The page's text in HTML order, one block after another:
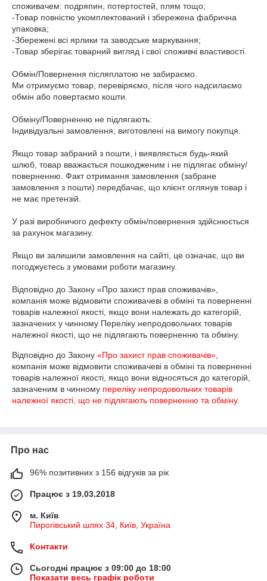
споживачем: подряпин, потертостей, плям тощо;
-Товар повністю укомплектований і збережена фабрична
упаковка;
-Збережені всі ярлики та заводське маркування;
-Товар зберігає товарний вигляд і свої споживчі властивості.
Обмін/Повернення післяплатою не забираємо.
Ми отримуємо товар, перевіряємо, після чого надсилаємо
обмін або повертаємо кошти.
Обміну/Поверненню не підлягають:
Індивідуальні замовлення, виготовлені на вимогу покупця.
Якщо товар забраний з пошти, і виявляється будь-який
шлюб, товар вважається пошкодженим і не підлягає обміну/
поверненню. Факт отримання замовлення (забране
замовлення з пошти) передбачає, що клієнт оглянув товар і
не має претензій.
У разі виробничого дефекту обмін/повернення здійснюється
за рахунок магазину.
Якщо ви залишили замовлення на сайті, це означає, що ви
погоджуєтесь з умовами роботи магазину.
Відповідно до Закону «Про захист прав споживачів»,
компанія може відмовити споживачеві в обміні та поверненні
товарів належної якості, якщо вони належать до категорій,
зазначених у чинному Переліку непродовольчих товарів
належної якості, що не підлягають поверненню та обміну.
Відповідно до Закону «Про захист прав споживачів»
компанія може відмовити споживачеві в обміні та поверненні
товарів належної якості, якщо вони відносяться до категорій,
зазначеним в чинному переліку непродовольчих товарів
належної якості, що не підлягають поверненню та обміну.
Про нас
96% позитивних з 156 відгуків за рік
Працює з 19.03.2018
м. Київ
Пирогівський шлях 34, Київ, Україна
Контакти
Сьогодні працює з 09:00 до 18:00
Показати весь графік роботи